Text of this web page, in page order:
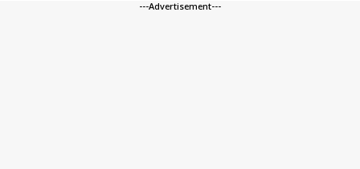
---Advertisement---